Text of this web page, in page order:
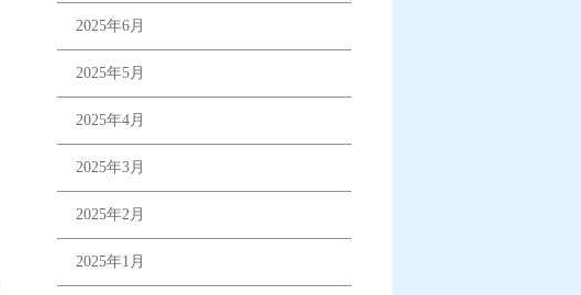
2025年6月
2025年5月
2025年4月
2025年3月
2025年2月
2025年1月